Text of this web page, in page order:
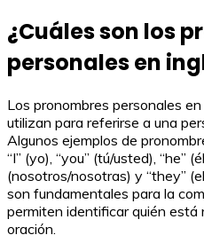
¿Cuáles son los
personales en
Los pronombres personales
utilizan para referirse a una
Algunos ejemplos de
“I” (yo), “you” (tú/usted), “he”
(nosotros/nosotras) y “they”
son fundamentales para la
permiten identificar quién está
oración.